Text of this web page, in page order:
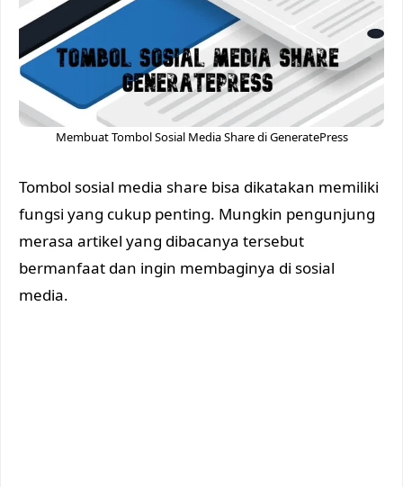
Membuat Tombol Sosial Media Share di GeneratePress
Tombol sosial media share bisa dikatakan memiliki
fungsi yang cukup penting. Mungkin pengunjung
merasa artikel yang dibacanya tersebut
bermanfaat dan ingin membaginya di sosial
media.